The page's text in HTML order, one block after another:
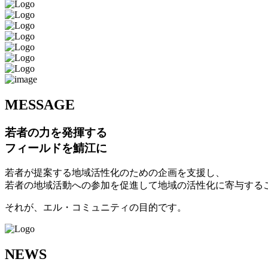
MESSAGE
若者の力を発揮する
フィールドを鯖江に
若者が提案する地域活性化のための企画を支援し、
若者の地域活動への参加を促進して地域の活性化に寄与する
それが、エル・コミュニティの目的です。
NEWS